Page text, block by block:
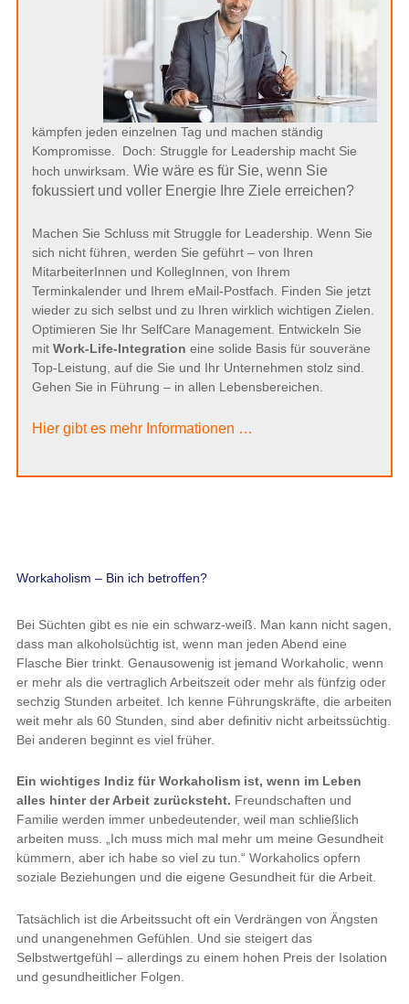
kämpfen jeden einzelnen Tag und machen ständig
Kompromisse. Doch: Struggle for Leadership macht Sie
hoch unwirksam. Wie wäre es für Sie, wenn Sie
fokussiert und voller Energie Ihre Ziele erreichen?
Machen Sie Schluss mit Struggle for Leadership. Wenn Sie
sich nicht führen, werden Sie geführt – von Ihren
MitarbeiterInnen und KollegInnen, von Ihrem
Terminkalender und Ihrem eMail-Postfach. Finden Sie jetzt
wieder zu sich selbst und zu Ihren wirklich wichtigen Zielen.
Optimieren Sie Ihr SelfCare Management. Entwickeln Sie
mit Work-Life-Integration eine solide Basis für souveräne
Top-Leistung, auf die Sie und Ihr Unternehmen stolz sind.
Gehen Sie in Führung – in allen Lebensbereichen.
Hier gibt es mehr Informationen …
Workaholism – Bin ich betroffen?
Bei Süchten gibt es nie ein schwarz-weiß. Man kann nicht sagen,
dass man alkoholsüchtig ist, wenn man jeden Abend eine
Flasche Bier trinkt. Genausowenig ist jemand Workaholic, wenn
er mehr als die vertraglich Arbeitszeit oder mehr als fünfzig oder
sechzig Stunden arbeitet. Ich kenne Führungskräfte, die arbeiten
weit mehr als 60 Stunden, sind aber definitiv nicht arbeitssüchtig.
Bei anderen beginnt es viel früher.
Ein wichtiges Indiz für Workaholism ist, wenn im Leben
alles hinter der Arbeit zurücksteht. Freundschaften und
Familie werden immer unbedeutender, weil man schließlich
arbeiten muss. „Ich muss mich mal mehr um meine Gesundheit
kümmern, aber ich habe so viel zu tun.“ Workaholics opfern
soziale Beziehungen und die eigene Gesundheit für die Arbeit.
Tatsächlich ist die Arbeitssucht oft ein Verdrängen von Ängsten
und unangenehmen Gefühlen. Und sie steigert das
Selbstwertgefühl – allerdings zu einem hohen Preis der Isolation
und gesundheitlicher Folgen.